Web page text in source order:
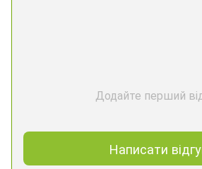
Додайте перший
Написати